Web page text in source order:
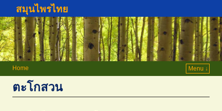
สมุนไพรไทย
Home Menu ↓
ตะโกสวน